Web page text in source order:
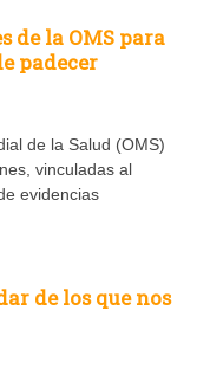
de la OMS para
padecer
de la Salud (OMS)
vinculadas al
evidencias
de los que nos